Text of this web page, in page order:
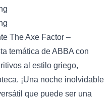
The Axe Factor –
temática de ABBA con
al estilo griego,
¡Una noche inolvidable
que puede ser una